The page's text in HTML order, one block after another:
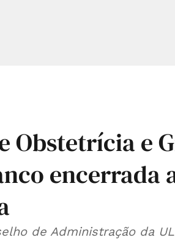
Obstetrícia e
encerrada
de Administração da